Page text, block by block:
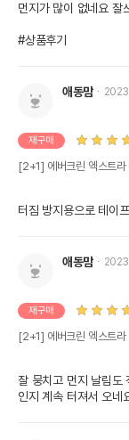
먼지가 많이 없네요 잘
#상품후기
애동맘
재구매
[2+1] 에버크린 엑스트
터짐 방지용으로 테이
애동맘
재구매
[2+1] 에버크린 엑스트
잘 뭉치고 먼지 날림도
인지 계속 터져서 오네